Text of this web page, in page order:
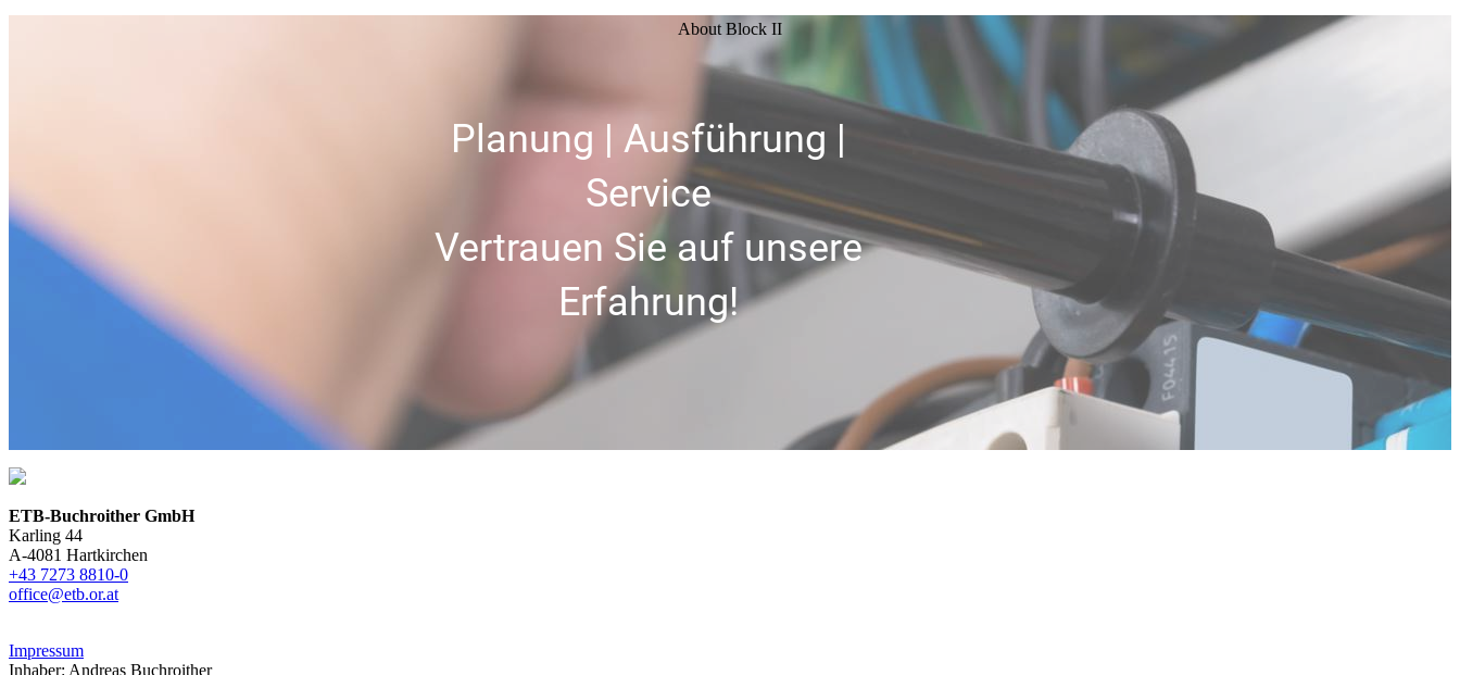
About Block II
Planung | Ausführung |
Service
Vertrauen Sie auf unsere
Erfahrung!
ETB-Buchroither GmbH
Karling 44
A-4081 Hartkirchen
+43 7273 8810-0
office@etb.or.at
Impressum
Inhaber: Andreas Buchroither